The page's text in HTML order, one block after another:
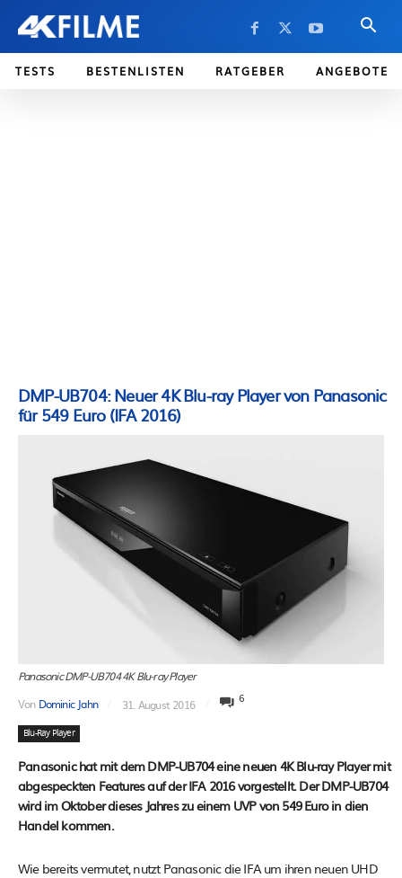
TESTS BESTENLISTEN RATGEBER ANGEBOTE
DMP-UB704: Neuer 4K Blu-ray Player von Panasonic
für 549 Euro (IFA 2016)
Panasonic DMP-UB704 4K Blu-ray Player
Von Dominic Jahn 31. August 2016 6
Blu-Ray Player
Panasonic hat mit dem DMP-UB704 eine neuen 4K Blu-ray Player mit
abgespeckten Features auf der IFA 2016 vorgestellt. Der DMP-UB704
wird im Oktober dieses Jahres zu einem UVP von 549 Euro in dien
Handel kommen.
Wie bereits vermutet, nutzt Panasonic die IFA um ihren neuen UHD